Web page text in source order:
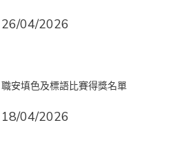
26/04/2026
職安填色及標語比賽得獎名單
18/04/2026